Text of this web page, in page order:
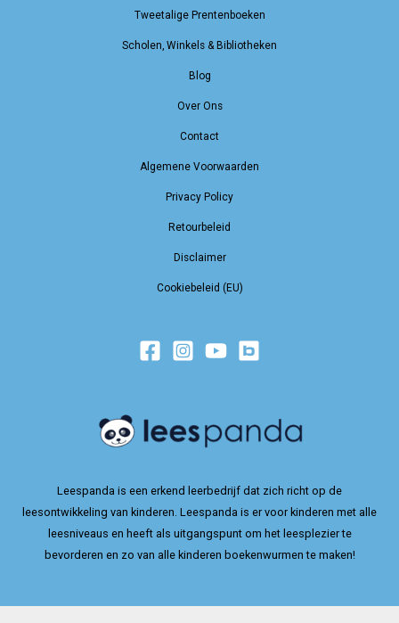
Tweetalige Prentenboeken
Scholen, Winkels & Bibliotheken
Blog
Over Ons
Contact
Algemene Voorwaarden
Privacy Policy
Retourbeleid
Disclaimer
Cookiebeleid (EU)
Leespanda is een erkend leerbedrijf dat zich richt op de
leesontwikkeling van kinderen. Leespanda is er voor kinderen met alle
leesniveaus en heeft als uitgangspunt om het leesplezier te
bevorderen en zo van alle kinderen boekenwurmen te maken!